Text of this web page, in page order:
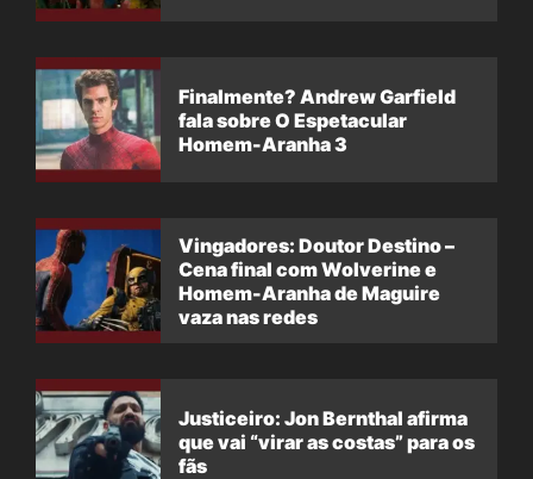
Finalmente? Andrew Garfield
fala sobre O Espetacular
Homem-Aranha 3
Vingadores: Doutor Destino –
Cena final com Wolverine e
Homem-Aranha de Maguire
vaza nas redes
Justiceiro: Jon Bernthal afirma
que vai “virar as costas” para os
fãs